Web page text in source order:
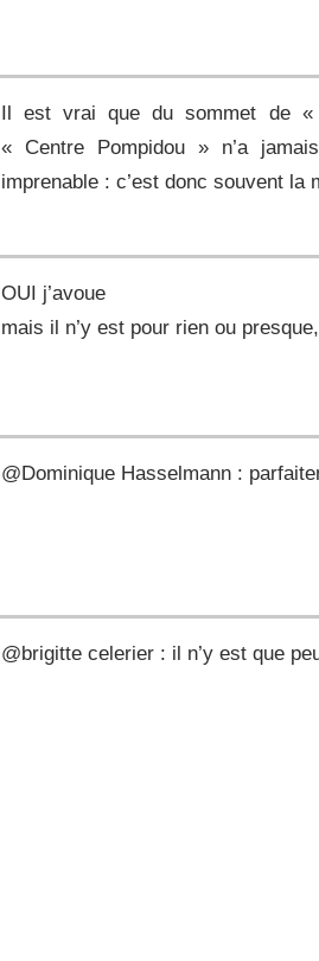
Il est vrai que du sommet de «
« Centre Pompidou » n’a
imprenable : c’est donc souvent
OUI j’avoue
mais il n’y est pour rien ou
@Dominique Hasselmann :
@brigitte celerier : il n’y est que